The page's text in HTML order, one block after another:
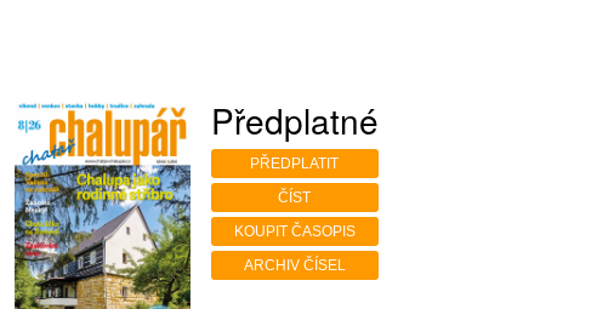
Předplatné
PŘEDPLATIT
ČÍST
KOUPIT ČASOPIS
ARCHIV ČÍSEL